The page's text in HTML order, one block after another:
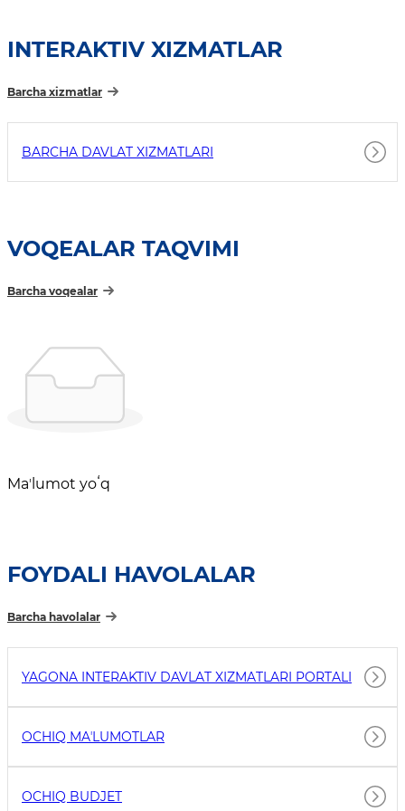
INTERAKTIV XIZMATLAR
Barcha xizmatlar
BARCHA DAVLAT XIZMATLARI
VOQEALAR TAQVIMI
Barcha voqealar
Maʼlumot yoʻq
FOYDALI HAVOLALAR
Barcha havolalar
YAGONA INTERAKTIV DAVLAT XIZMATLARI PORTALI
OCHIQ MAʼLUMOTLAR
OCHIQ BUDJET